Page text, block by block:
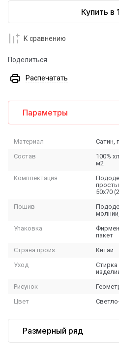
Купить в
К сравнению
Поделиться
Распечатать
Параметры
Материал
Сатин,
Состав
100%
м2
Комплектация
50х70
Пошив
Упаковка
пакет
Страна произ.
Китай
Уход
Стирка
Рисунок
Цвет
Размерный ряд